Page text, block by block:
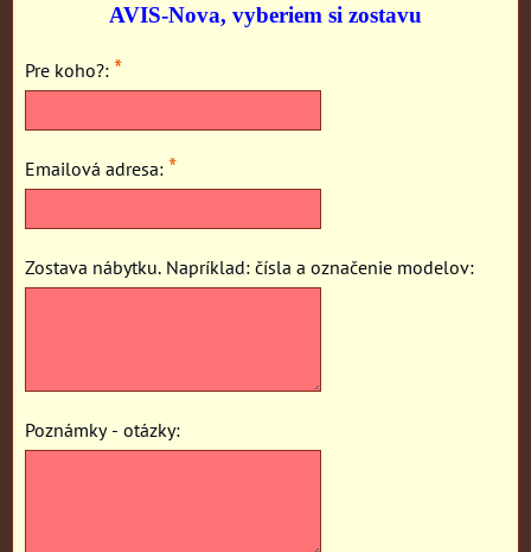
AVIS-Nova, vyberiem si zostavu
Pre koho?: *
Emailová adresa: *
Zostava nábytku. Napríklad: čísla a označenie modelov:
Poznámky - otázky: